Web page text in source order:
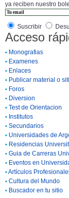
ya reciben nuestro
Suscribir
Acceso
• Monografias
• Examenes
• Enlaces
• Publicar material o
• Foros
• Diversion
• Test de Orientacion
• Institutos
• Secundarios
• Universidades de
• Residencias
• Guia de Carreras
• Eventos en
•Artículos
• Cultura del Mundo
• Buscador en tu sitio